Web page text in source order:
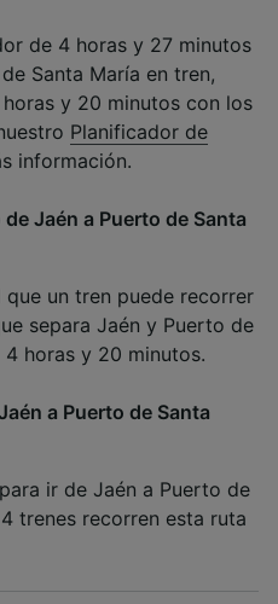
de 4 horas y 27 minutos
Santa María en tren,
y 20 minutos con los
Planificador de
información.
Jaén a Puerto de Santa
un tren puede recorrer
separa Jaén y Puerto de
horas y 20 minutos.
a Puerto de Santa
ir de Jaén a Puerto de
trenes recorren esta ruta